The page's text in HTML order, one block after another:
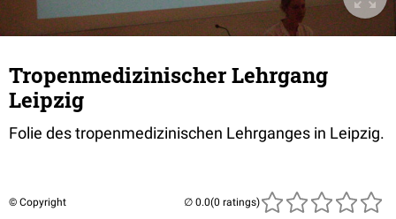
Tropenmedizinischer Lehrgang
Leipzig
Folie des tropenmedizinischen Lehrganges in Leipzig.
© Copyright (0 ratings)